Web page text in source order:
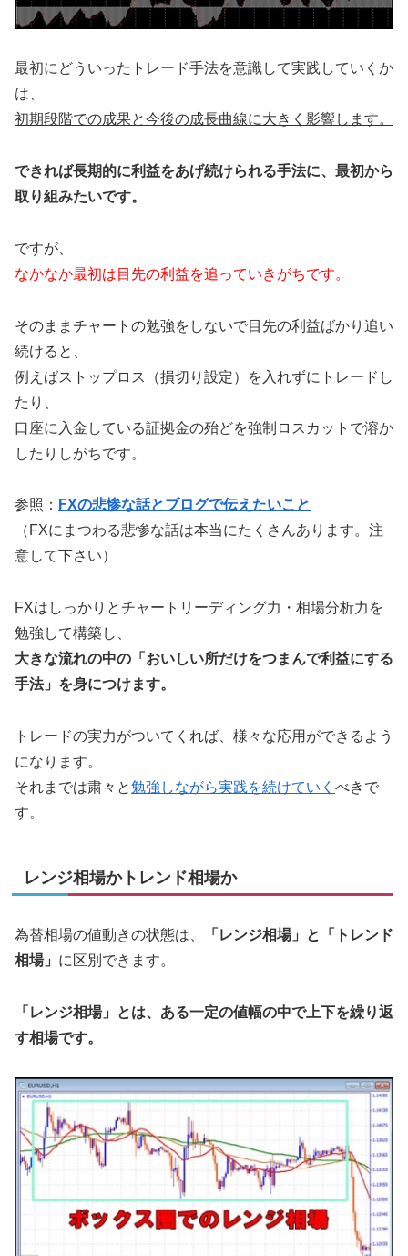
最初にどういったトレード手法を意識して実践していくか
は、
初期段階での成果と今後の成長曲線に大きく影響します。
できれば長期的に利益をあげ続けられる手法に、最初から
取り組みたいです。
ですが、
なかなか最初は目先の利益を追っていきがちです。
そのままチャートの勉強をしないで目先の利益ばかり追い
続けると、
例えばストップロス（損切り設定）を入れずにトレードし
たり、
口座に入金している証拠金の殆どを強制ロスカットで溶か
したりしがちです。
参照： FXの悲惨な話とブログで伝えたいこと
（FXにまつわる悲惨な話は本当にたくさんあります。注
意して下さい）
FXはしっかりとチャートリーディング力・相場分析力を
勉強して構築し、
大きな流れの中の「おいしい所だけをつまんで利益にする
手法」を身につけます。
トレードの実力がついてくれば、様々な応用ができるよう
になります。
それまでは粛々と勉強しながら実践を続けていく べきで
す。
レンジ相場かトレンド相場か
為替相場の値動きの状態は、
「レンジ相場」と「トレンド
相場」 に区別できます。
「レンジ相場」とは、ある一定の値幅の中で上下を繰り返
す相場です。